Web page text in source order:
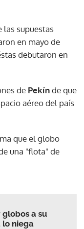
las supuestas
en mayo de
debutaron en
de Pekínde que
aéreo del país
que el globo
una "flota" de
globos a su
lo niega